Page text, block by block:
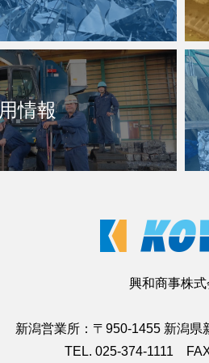
情報
興和商事株式
新潟営業所：〒950-1455 新潟県
TEL. 025-374-1111